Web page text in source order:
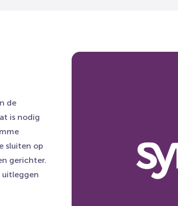
de
is nodig
sluiten op
gerichter.
uitleggen